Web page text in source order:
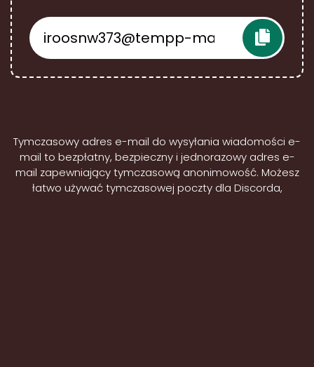
Tymczasowy adres e-mail do wysyłania wiadomości e-
mail to bezpłatny, bezpieczny i jednorazowy adres e-
mail zapewniający tymczasową anonimowość. Możesz
łatwo używać tymczasowej poczty dla Discorda,